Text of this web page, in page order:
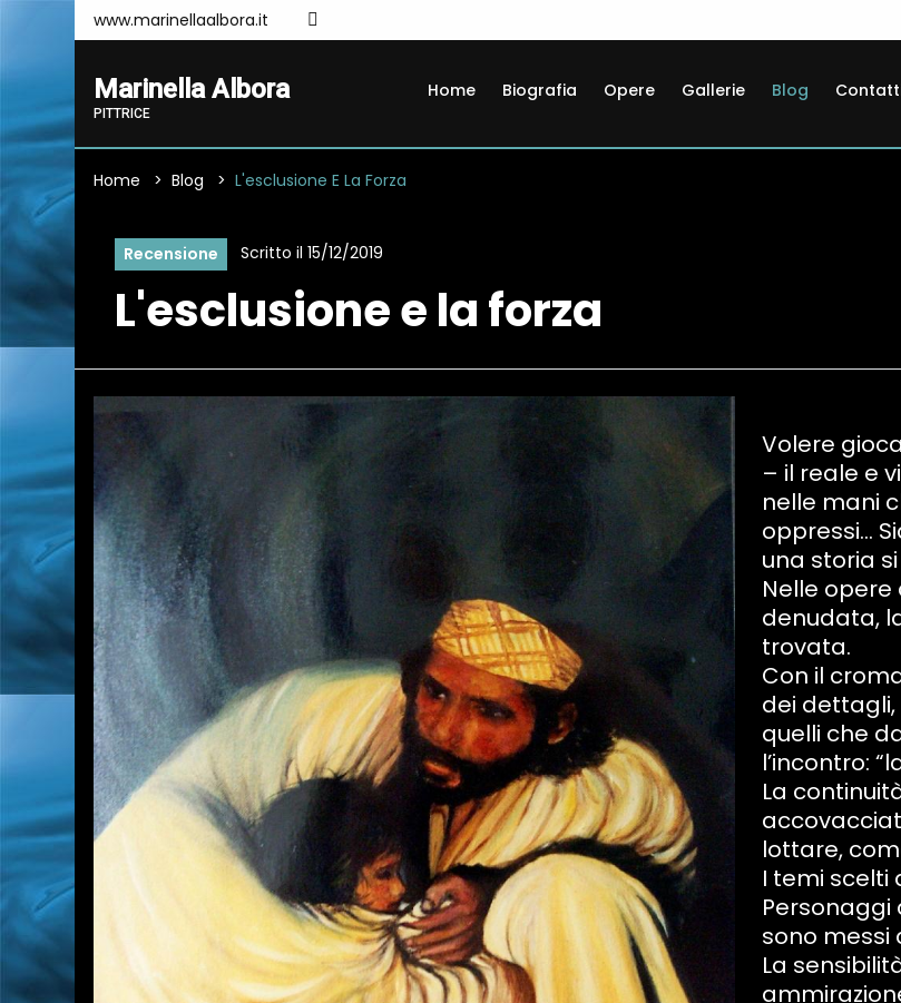
www.marinellaalbora.it
Marinella Albora
PITTRICE
Home Biografia Opere Gallerie Blog
Home Blog L'esclusione E La Forza
Recensione Scritto il 15/12/2019
L'esclusione e la forza
Volere
– il reale e
nelle mani
oppressi…
una storia
Nelle opere
denudata,
trovata.
Con il
dei
quelli che
l’incontro:
La
lottare,
I temi
sono messi
La